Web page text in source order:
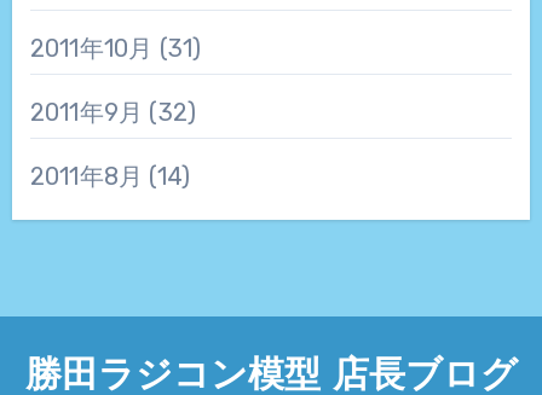
2011年10月 (31)
2011年9月 (32)
2011年8月 (14)
勝田ラジコン模型 店長ブログ